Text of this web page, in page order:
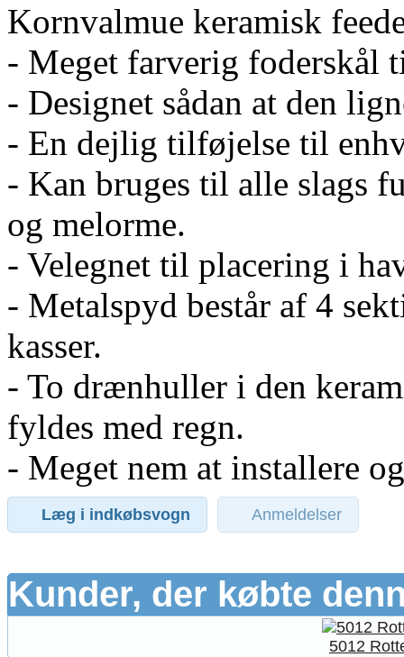
Kornvalmue keramisk
- Meget farverig foderskål
- Designet sådan at den
- En dejlig tilføjelse til
- Kan bruges til alle slags
og melorme.
- Velegnet til placering i
- Metalspyd består af 4
kasser.
- To drænhuller i den
fyldes med regn.
- Meget nem at installere
Læg i indkøbsvogn Anmeldelser
Kunder, der købte
5012